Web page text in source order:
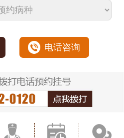
电话咨询